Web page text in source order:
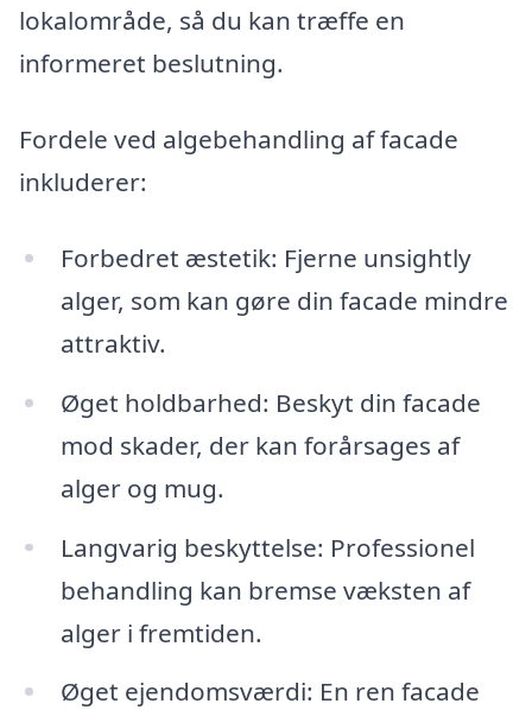
lokalområde, så du kan træffe en
informeret beslutning.
Fordele ved algebehandling af facade
inkluderer:
Forbedret æstetik: Fjerne unsightly
alger, som kan gøre din facade mindre
attraktiv.
Øget holdbarhed: Beskyt din facade
mod skader, der kan forårsages af
alger og mug.
Langvarig beskyttelse: Professionel
behandling kan bremse væksten af
alger i fremtiden.
Øget ejendomsværdi: En ren facade